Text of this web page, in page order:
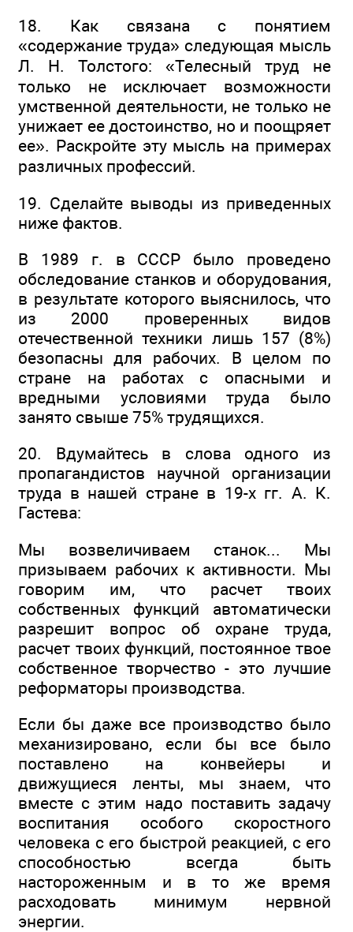
18. Как связана с понятием
«содержание труда» следующая мысль
Л. H. Толстого: «Телесный труд не
только не исключает возможности
умственной деятельности, не только не
унижает ее достоинство, но и поощряет
ее». Раскройте эту мысль на примерах
различных профессий.
19. Сделайте выводы из приведенных
ниже фактов.
В 1989 г. в СССР было проведено
обследование станков и оборудования,
в результате которого выяснилось, что
из 2000 проверенных видов
отечественной техники лишь 157 (8%)
безопасны для рабочих. В целом по
стране на работах с опасными и
вредными условиями труда было
занято свыше 75% трудящихся.
20. Вдумайтесь в слова одного из
пропагандистов научной организации
труда в нашей стране в 19-х гг. А. К.
Гастева:
Мы возвеличиваем станок... Мы
призываем рабочих к активности. Мы
говорим им, что расчет твоих
собственных функций автоматически
разрешит вопрос об охране труда,
расчет твоих функций, постоянное твое
собственное творчество - это лучшие
реформаторы производства.
Если бы даже все производство было
механизировано, если бы все было
поставлено на конвейеры и
движущиеся ленты, мы знаем, что
вместе с этим надо поставить задачу
воспитания особого скоростного
человека с его быстрой реакцией, с его
способностью всегда быть
настороженным и в то же время
расходовать минимум нервной
энергии.